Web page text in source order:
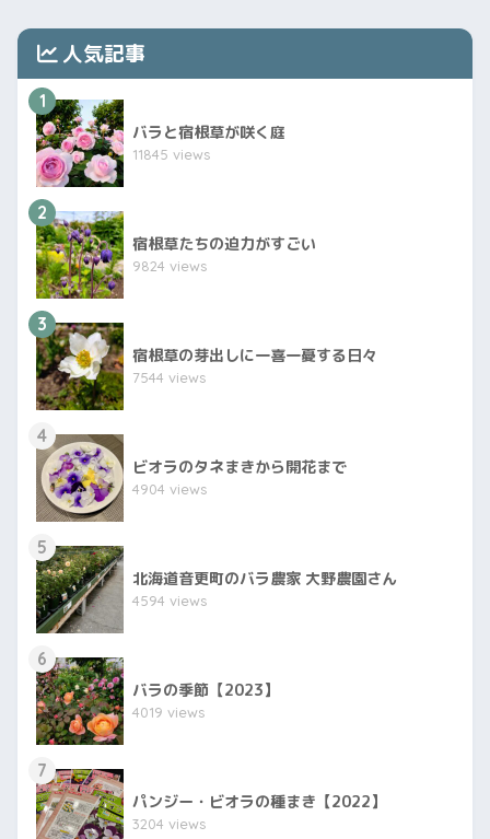
人気記事
1
バラと宿根草が咲く庭
11845 views
2
宿根草たちの迫力がすごい
9824 views
3
宿根草の芽出しに一喜一憂する日々
7544 views
4
ビオラのタネまきから開花まで
4904 views
5
北海道音更町のバラ農家 大野農園さん
4594 views
6
バラの季節【2023】
4019 views
7
パンジー・ビオラの種まき【2022】
3204 views